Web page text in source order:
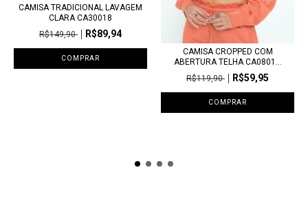
CAMISA TRADICIONAL LAVAGEM
CLARA CA30018
R$149,90
R$89,94
COMPRAR
CAMISA CROPPED COM
ABERTURA TELHA CA0801...
R$119,90
R$59,95
COMPRAR